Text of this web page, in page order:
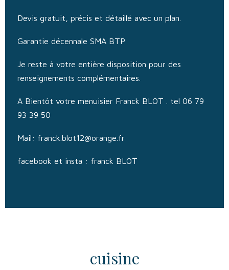
Devis gratuit, précis et détaillé avec un plan.
Garantie décennale SMA BTP
Je reste à votre entière disposition pour des
renseignements complémentaires.
A Bientôt votre menuisier Franck BLOT . tel 06 79
93 39 50
Mail: franck.blot12@orange.fr
facebook et insta : franck BLOT
cuisine